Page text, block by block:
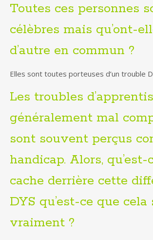
Toutes ces personnes
célèbres mais qu’ont-
d’autre en commun ?
Elles sont toutes porteuses d’un trouble
Les troubles
généralement mal
sont souvent perçus
handicap. Alors,
cache derrière cette
DYS qu’est-ce que
vraiment ?